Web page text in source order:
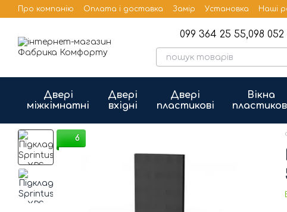
Перейти до основного контенту
Про компанію Оплата і доставка Замір Установка Наші
Бренди
Публічна оферта
099 364 25 55,098 052
Двері
міжкімнатні
Двері
вхідні
Двері
пластикові
Вікна
6